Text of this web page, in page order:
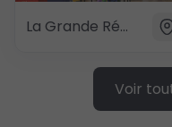
La Grande Récré
Voir